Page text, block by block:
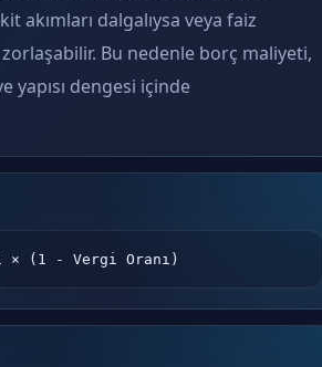
akımları dalgalıysa veya faiz
Bu nedenle borç maliyeti,
yapısı dengesi içinde
× (1 - Vergi Oranı)